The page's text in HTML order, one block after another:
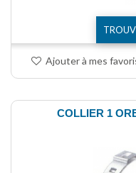
Ajouter à mes
COLLIER 1